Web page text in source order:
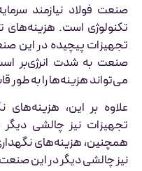
صنعت فولاد نیازمند
تکنولوژی است. هزینه‌های
تجهیزات پیچیده در این
صنعت به شدت انرژی‌بر
می‌تواند هزینه‌ها را به
علاوه بر این، هزینه‌های
تجهیزات نیز چالشی
همچنین، هزینه‌های
نیز چالشی دیگر در این